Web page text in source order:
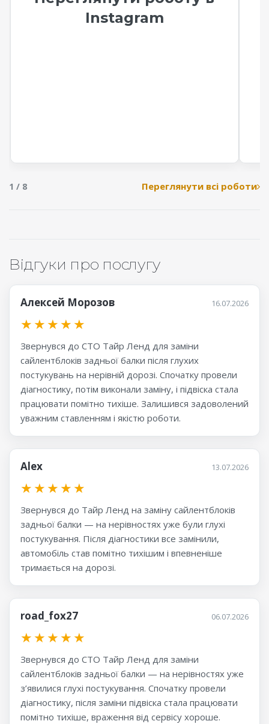
Instagram
1 / 8 Переглянути всі роботи
Відгуки про послугу
Алексей Морозов 16.07.2026
★★★★★
Звернувся до СТО Тайр Ленд для заміни
сайлентблоків задньої балки після глухих
постукувань на нерівній дорозі. Спочатку провели
діагностику, потім виконали заміну, і підвіска стала
працювати помітно тихіше. Залишився задоволений
уважним ставленням і якістю роботи.
Alex 13.07.2026
★★★★★
Звернувся до Тайр Ленд на заміну сайлентблоків
задньої балки — на нерівностях уже були глухі
постукування. Після діагностики все замінили,
автомобіль став помітно тихішим і впевненіше
тримається на дорозі.
road_fox27 06.07.2026
★★★★★
Звернувся до СТО Тайр Ленд для заміни
сайлентблоків задньої балки — на нерівностях уже
з’явилися глухі постукування. Спочатку провели
діагностику, після заміни підвіска стала працювати
помітно тихіше, враження від сервісу хороше.